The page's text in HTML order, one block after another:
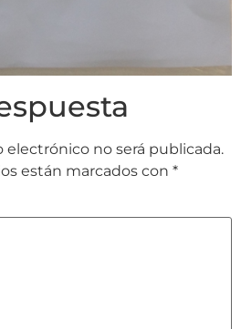
electrónico no será publicada.
están marcados con *